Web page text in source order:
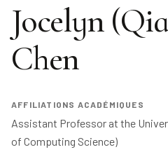
Jocelyn
Chen
AFFILIATIONS ACADÉMIQUES
Assistant Professor at the
of Computing Science)